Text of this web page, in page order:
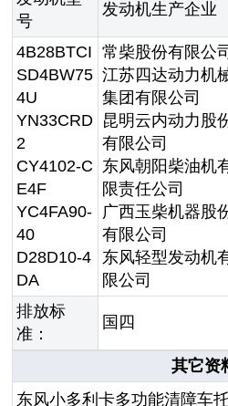
号
发动机生产企业
4B28BTCI
SD4BW75
4U
YN33CRD
2
CY4102-C
E4F
YC4FA90-
40
D28D10-4
DA
常柴股份有限公司
江苏四达动力机
集团有限公司
昆明云内动力股
有限公司
东风朝阳柴油机
限责任公司
广西玉柴机器股
有限公司
东风轻型发动机
限公司
排放标
准：
国四
其它资
东风小多利卡多功能清障车